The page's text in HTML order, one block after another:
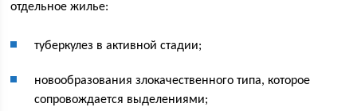
отдельное жилье:
туберкулез в активной стадии;
новообразования злокачественного типа, которое
сопровождается выделениями;